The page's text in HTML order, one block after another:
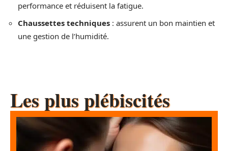
performance et réduisent la fatigue.
Chaussettes techniques : assurent un bon maintien et
une gestion de l’humidité.
Les plus plébiscités